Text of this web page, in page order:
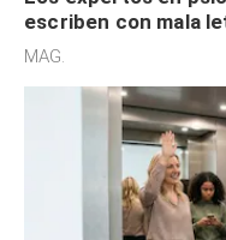
escriben con mala
acelerado y no lo
MAG.